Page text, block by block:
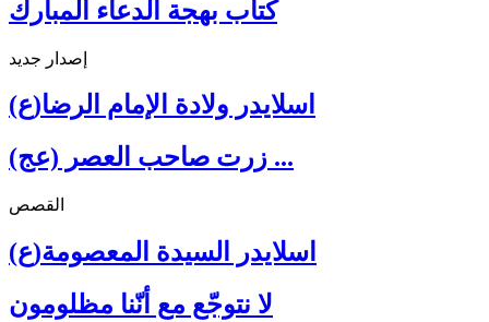
كتاب بهجة الدعاء المبارك
إصدار جديد
اسلايدر ولادة الإمام الرضا(ع)
زرت صاحب العصر (عج) ...
القصص
اسلايدر السيدة المعصومة(ع)
لا نتوجّع مع أنّنا مظلومون